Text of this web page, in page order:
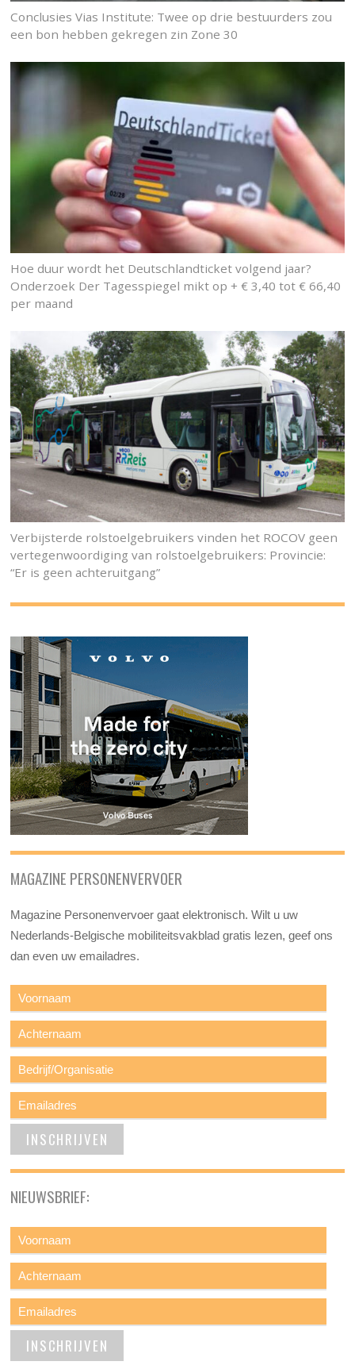
Conclusies Vias Institute: Twee op drie bestuurders zou
een bon hebben gekregen zin Zone 30
Hoe duur wordt het Deutschlandticket volgend jaar?
Onderzoek Der Tagesspiegel mikt op + € 3,40 tot € 66,40
per maand
Verbijsterde rolstoelgebruikers vinden het ROCOV geen
vertegenwoordiging van rolstoelgebruikers: Provincie:
“Er is geen achteruitgang”
MAGAZINE PERSONENVERVOER
Magazine Personenvervoer gaat elektronisch. Wilt u uw
Nederlands-Belgische mobiliteitsvakblad gratis lezen, geef ons
dan even uw emailadres.
NIEUWSBRIEF: